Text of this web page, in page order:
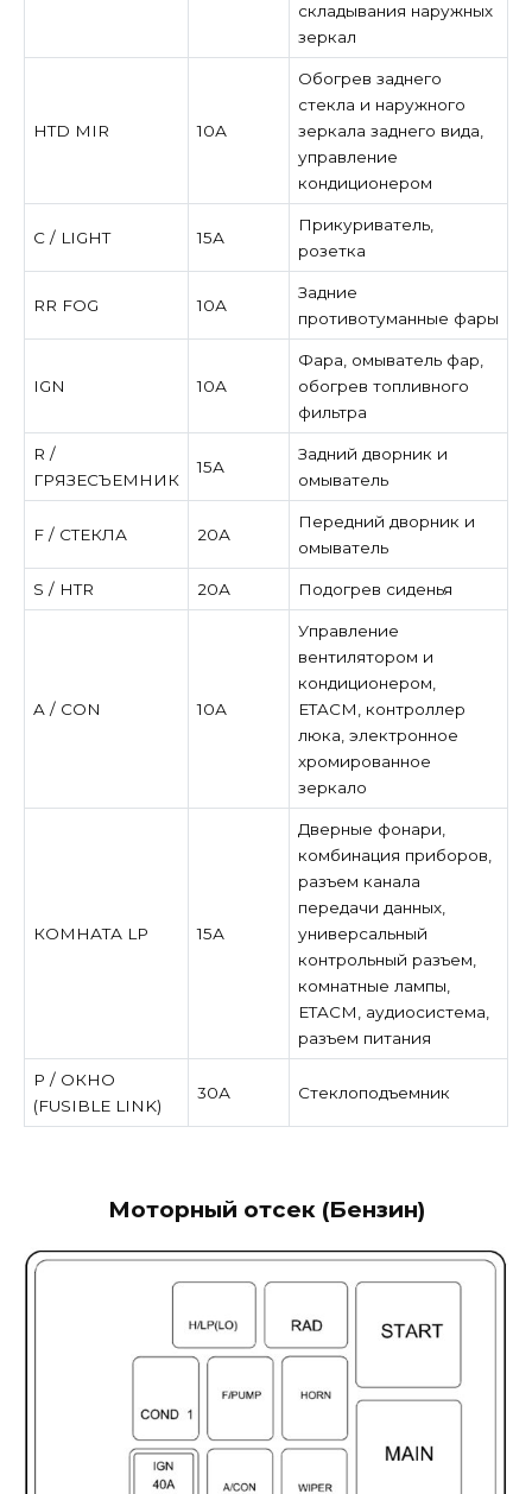
складывания наружных
зеркал
HTD MIR 10А
Обогрев заднего
стекла и наружного
зеркала заднего вида,
управление
кондиционером
С / LIGHT 15А
Прикуриватель,
розетка
RR FOG 10А
Задние
противотуманные фары
IGN 10А
Фара, омыватель фар,
обогрев топливного
фильтра
R /
ГРЯЗЕСЪЕМНИК
15А
Задний дворник и
омыватель
F / СТЕКЛА 20А
Передний дворник и
омыватель
S / HTR 20А Подогрев сиденья
A / CON 10А
Управление
вентилятором и
кондиционером,
ETACM, контроллер
люка, электронное
хромированное
зеркало
КОМНАТА LP 15А
Дверные фонари,
комбинация приборов,
разъем канала
передачи данных,
универсальный
контрольный разъем,
комнатные лампы,
ETACM, аудиосистема,
разъем питания
P / ОКНО
(FUSIBLE LINK)
30А Стеклоподъемник
Моторный отсек (Бензин)